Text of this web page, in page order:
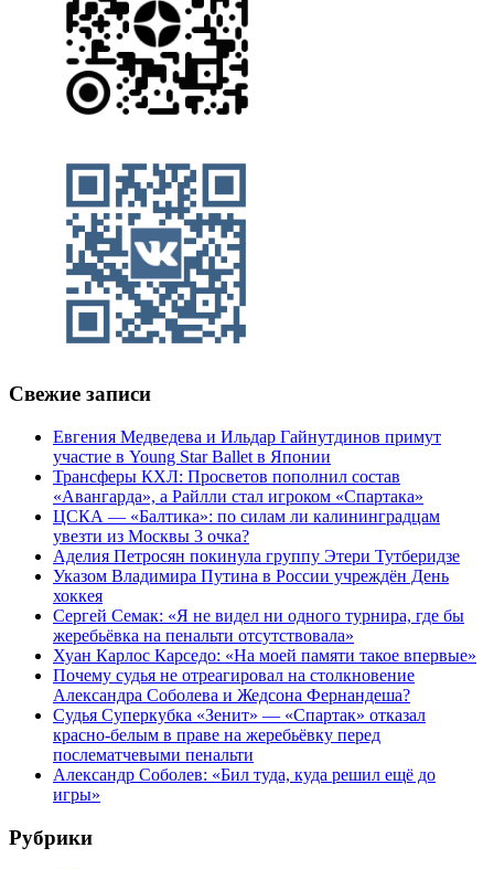
Свежие записи
Евгения Медведева и Ильдар Гайнутдинов примут
участие в Young Star Ballet в Японии
Трансферы КХЛ: Просветов пополнил состав
«Авангарда», а Райлли стал игроком «Спартака»
ЦСКА — «Балтика»: по силам ли калининградцам
увезти из Москвы 3 очка?
Аделия Петросян покинула группу Этери Тутберидзе
Указом Владимира Путина в России учреждён День
хоккея
Сергей Семак: «Я не видел ни одного турнира, где бы
жеребьёвка на пенальти отсутствовала»
Хуан Карлос Карседо: «На моей памяти такое впервые»
Почему судья не отреагировал на столкновение
Александра Соболева и Жедсона Фернандеша?
Судья Суперкубка «Зенит» — «Спартак» отказал
красно-белым в праве на жеребьёвку перед
послематчевыми пенальти
Александр Соболев: «Бил туда, куда решил ещё до
игры»
Рубрики